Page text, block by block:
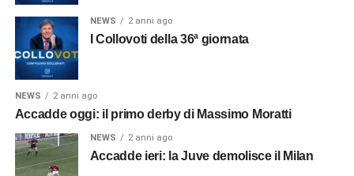
NEWS 2 anni ago
I Collovoti della 36ª giornata
NEWS 2 anni ago
Accadde oggi: il primo derby di Massimo Moratti
NEWS 2 anni ago
Accadde ieri: la Juve demolisce il Milan